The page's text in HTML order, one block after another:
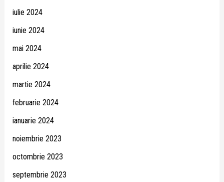
iulie 2024
iunie 2024
mai 2024
aprilie 2024
martie 2024
februarie 2024
ianuarie 2024
noiembrie 2023
octombrie 2023
septembrie 2023